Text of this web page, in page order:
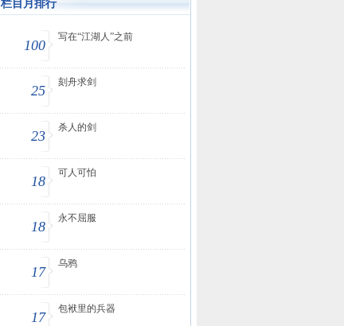
栏目月排行
100
写在“江湖人”之前
25
刻舟求剑
23
杀人的剑
18
可人可怕
18
永不屈服
17
乌鸦
17
包袱里的兵器